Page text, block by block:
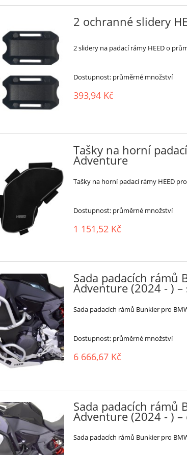
2 ochranné slidery
2 slidery na padací rámy HEED o
Dostupnost: průměrné množství
393,94 Kč
Tašky na horní
Adventure
Tašky na horní padací rámy HEED
Dostupnost: průměrné množství
1 151,52 Kč
Sada padacích rámů
Adventure (2024 - )
Sada padacích rámů Bunkier pro
Dostupnost: průměrné množství
6 666,67 Kč
Sada padacích rámů
Adventure (2024 - ) –
Sada padacích rámů Bunkier pro